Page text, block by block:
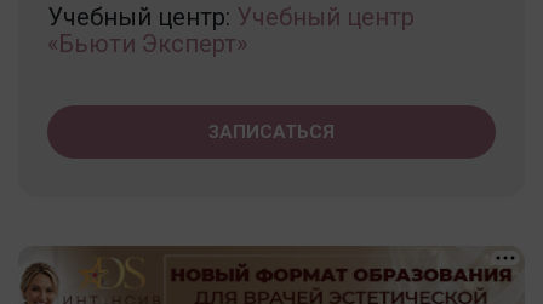
Учебный центр: Учебный центр
«Бьюти Эксперт»
ЗАПИСАТЬСЯ